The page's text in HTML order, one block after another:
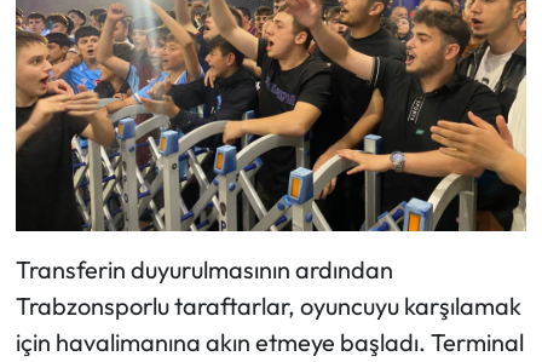
Transferin duyurulmasının ardından
Trabzonsporlu taraftarlar, oyuncuyu karşılamak
için havalimanına akın etmeye başladı. Terminal